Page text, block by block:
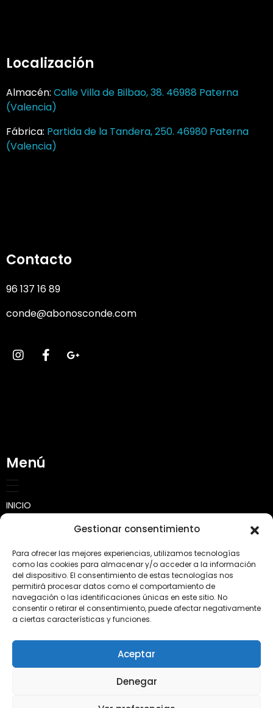
Gestionar consentimiento
Para ofrecer las mejores experiencias, utilizamos tecnologías
como las cookies para almacenar y/o acceder a la información
del dispositivo. El consentimiento de estas tecnologías nos
permitirá procesar datos como el comportamiento de
navegación o las identificaciones únicas en este sitio. No
consentir o retirar el consentimiento, puede afectar negativamente
a ciertas características y funciones.
Aceptar
Denegar
Localización
Almacén: Calle Villa de Bilbao, 38. 46988 Paterna
(Valencia)
Fábrica: Partida de la Tandera, 250. 46980 Paterna
(Valencia)
Contacto
96 137 16 89
conde@abonosconde.com
Menú
INICIO
SOBRE NOSOTROS
Quienes somos
Misión, visión y valores
Transporte
CALCULADORA
TRABAJOS
PRODUCTOS
Tierra para jardín y huertos
Áridos y Piedras
CONSEJOS
Abonos Conde SL · Calle Villa de Bilbao, 38-B. 46980 Paterna